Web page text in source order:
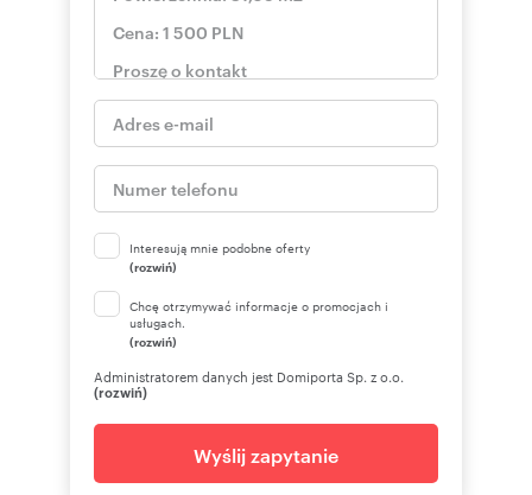
Interesują mnie podobne oferty
(rozwiń)
Chcę otrzymywać informacje o promocjach i
usługach.
(rozwiń)
Administratorem danych jest Domiporta Sp. z o.o.
(rozwiń)
Wyślij zapytanie